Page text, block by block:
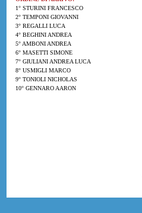
1° STURINI FRANCESCO
2° TEMPONI GIOVANNI
3° REGALLI LUCA
4° BEGHINI ANDREA
5° AMBONI ANDREA
6° MASETTI SIMONE
7° GIULIANI ANDREA LUCA
8° USMIGLI MARCO
9° TONIOLI NICHOLAS
10° GENNARO AARON